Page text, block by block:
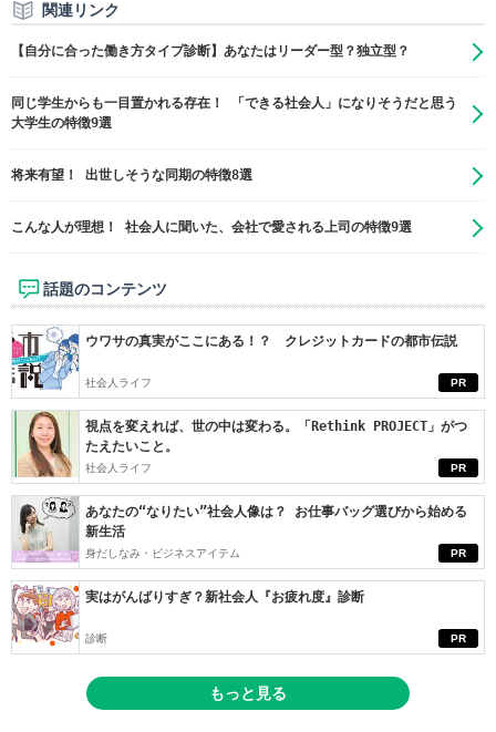
関連リンク
【自分に合った働き方タイプ診断】あなたはリーダー型？独立型？
同じ学生からも一目置かれる存在！ 「できる社会人」になりそうだと思う
大学生の特徴9選
将来有望！ 出世しそうな同期の特徴8選
こんな人が理想！ 社会人に聞いた、会社で愛される上司の特徴9選
話題のコンテンツ
PR
ウワサの真実がここにある！？ クレジットカードの都市伝説
社会人ライフ
PR
視点を変えれば、世の中は変わる。「Rethink PROJECT」がつ
たえたいこと。
社会人ライフ
PR
あなたの“なりたい”社会人像は？ お仕事バッグ選びから始める
新生活
身だしなみ・ビジネスアイテム
PR
実はがんばりすぎ？新社会人『お疲れ度』診断
診断
もっと見る